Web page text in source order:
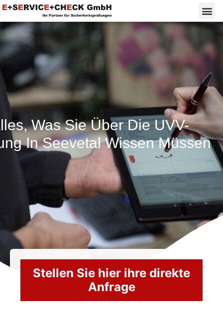
Was Sie Über Die UVV-
In Seevetal Wissen Müssen
Stellen Sie hier ihre direkte
Anfrage